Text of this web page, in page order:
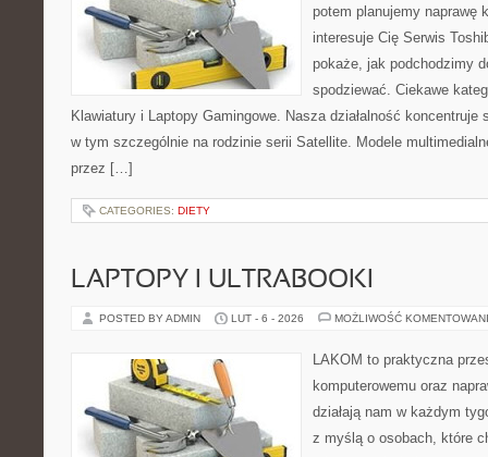
potem planujemy naprawę
interesuje Cię Serwis
pokaże, jak podchodzimy
spodziewać. Ciekawe
Klawiatury i Laptopy Gamingowe. Nasza działalność koncentruje
w tym szczególnie na rodzinie serii Satellite. Modele
przez […]
CATEGORIES: DIETY
LAPTOPY I ULTRABOOKI
POSTED BY ADMIN LUT - 6 - 2026 MOŻLIWOŚĆ
LAKOM to praktyczna
komputerowemu oraz
działają nam w każdym
z myślą o osobach, które